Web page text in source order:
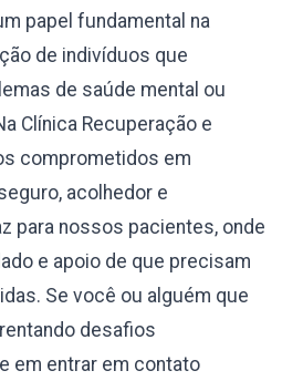
papel fundamental na
de indivíduos que
de saúde mental ou
Clínica Recuperação e
comprometidos em
acolhedor e
para nossos pacientes, onde
e apoio de que precisam
Se você ou alguém que
desafios
em entrar em contato